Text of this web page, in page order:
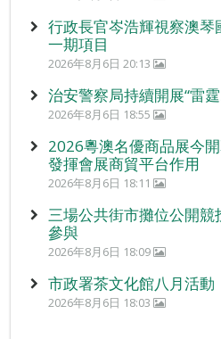
行政長官岑浩輝視察澳
一期項目
2026年8月6日 20:13
治安警察局持續開展“雷
2026年8月6日 18:55
2026粵澳名優商品展今
發揮會展商貿平台作用
2026年8月6日 18:11
三場公共街市攤位公開競
參與
2026年8月6日 18:09
市政署茶文化館八月活動
2026年8月6日 18:03